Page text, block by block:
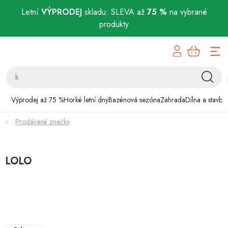
Letní VÝPRODEJskladu: SLEVA až 75 % na vybrané
produkty
Výprodej až 75 %Horké letní dnyBazénová sezónaZahradaDílna a stavba
Bazénová sezóna
Zahrada
Prodávané značky
LOLO